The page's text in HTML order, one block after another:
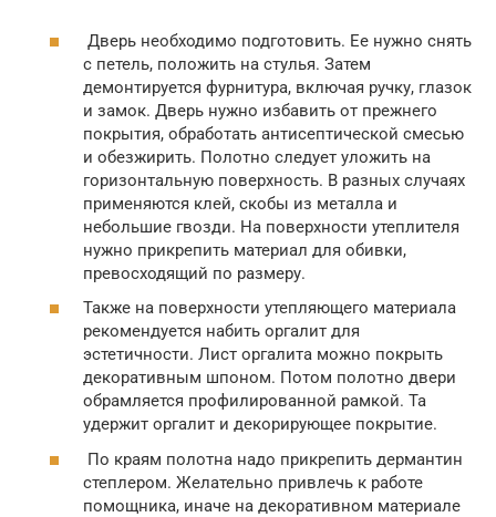
Дверь необходимо подготовить. Ее нужно снять
с петель, положить на стулья. Затем
демонтируется фурнитура, включая ручку, глазок
и замок. Дверь нужно избавить от прежнего
покрытия, обработать антисептической смесью
и обезжирить. Полотно следует уложить на
горизонтальную поверхность. В разных случаях
применяются клей, скобы из металла и
небольшие гвозди. На поверхности утеплителя
нужно прикрепить материал для обивки,
превосходящий по размеру.
Также на поверхности утепляющего материала
рекомендуется набить оргалит для
эстетичности. Лист оргалита можно покрыть
декоративным шпоном. Потом полотно двери
обрамляется профилированной рамкой. Та
удержит оргалит и декорирующее покрытие.
По краям полотна надо прикрепить дермантин
степлером. Желательно привлечь к работе
помощника, иначе на декоративном материале